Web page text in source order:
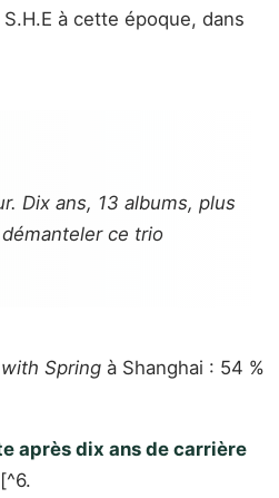
à cette époque, dans
Dix ans, 13 albums, plus
ce trio
Spring à Shanghai : 54 %
après dix ans de carrière